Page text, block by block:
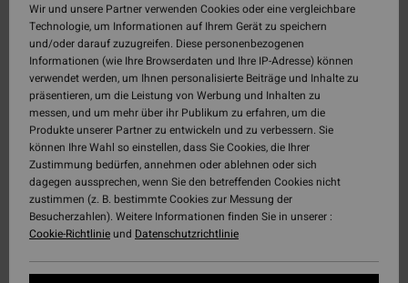
Wir und unsere Partner verwenden Cookies oder eine vergleichbare
Technologie, um Informationen auf Ihrem Gerät zu speichern
und/oder darauf zuzugreifen. Diese personenbezogenen
Informationen (wie Ihre Browserdaten und Ihre IP-Adresse) können
verwendet werden, um Ihnen personalisierte Beiträge und Inhalte zu
präsentieren, um die Leistung von Werbung und Inhalten zu
messen, und um mehr über ihr Publikum zu erfahren, um die
Produkte unserer Partner zu entwickeln und zu verbessern. Sie
können Ihre Wahl so einstellen, dass Sie Cookies, die Ihrer
Zustimmung bedürfen, annehmen oder ablehnen oder sich
dagegen aussprechen, wenn Sie den betreffenden Cookies nicht
zustimmen (z. B. bestimmte Cookies zur Messung der
Besucherzahlen). Weitere Informationen finden Sie in unserer :
Cookie-Richtlinieund Datenschutzrichtlinie